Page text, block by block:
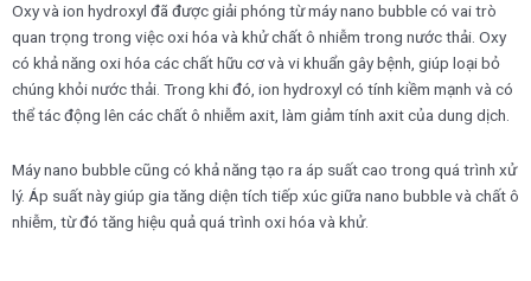
Oxy và ion hydroxyl đã được giải phóng từ máy nano bubble có vai trò
quan trọng trong việc oxi hóa và khử chất ô nhiễm trong nước thải. Oxy
có khả năng oxi hóa các chất hữu cơ và vi khuẩn gây bệnh, giúp loại bỏ
chúng khỏi nước thải. Trong khi đó, ion hydroxyl có tính kiềm mạnh và có
thể tác động lên các chất ô nhiễm axit, làm giảm tính axit của dung dịch.
Máy nano bubble cũng có khả năng tạo ra áp suất cao trong quá trình xử
lý. Áp suất này giúp gia tăng diện tích tiếp xúc giữa nano bubble và chất ô
nhiễm, từ đó tăng hiệu quả quá trình oxi hóa và khử.